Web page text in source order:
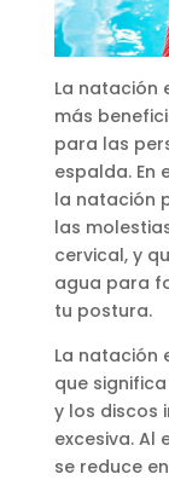
La natación
más
para las
espalda. En
la natación
las
cervical, y
agua para
tu postura.
La natación
que
y los discos
excesiva. Al
se reduce